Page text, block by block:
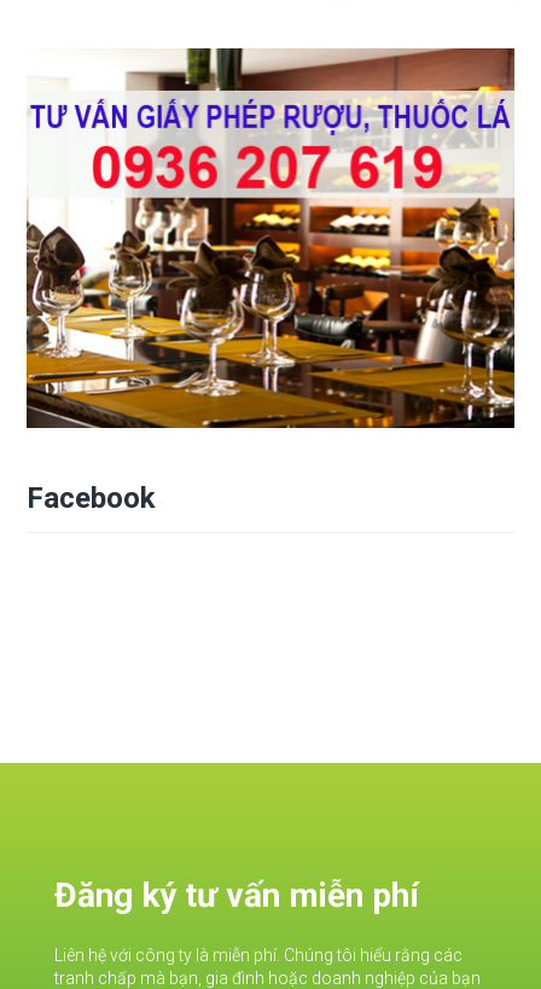
Facebook
Đăng ký tư vấn miễn phí
Liên hệ với công ty là miễn phí. Chúng tôi hiểu rằng các
tranh chấp mà bạn, gia đình hoặc doanh nghiệp của bạn